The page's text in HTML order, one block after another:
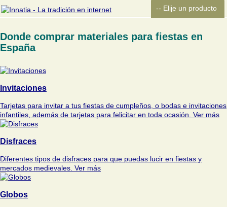
Donde comprar materiales para fiestas en
España
Invitaciones
Tarjetas para invitar a tus fiestas de cumpleños, o bodas e invitaciones
infantiles, además de tarjetas para felicitar en toda ocasión. Ver más
Disfraces
Diferentes tipos de disfraces para que puedas lucir en fiestas y
mercados medievales. Ver más
Globos